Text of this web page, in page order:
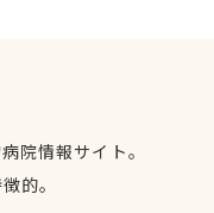
院情報サイト。
的。